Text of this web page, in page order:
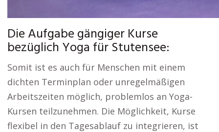
Die Aufgabe gängiger Kurse
bezüglich Yoga für Stutensee:
Somit ist es auch für Menschen mit einem
dichten Terminplan oder unregelmäßigen
Arbeitszeiten möglich, problemlos an Yoga-
Kursen teilzunehmen. Die Möglichkeit, Kurse
flexibel in den Tagesablauf zu integrieren, ist